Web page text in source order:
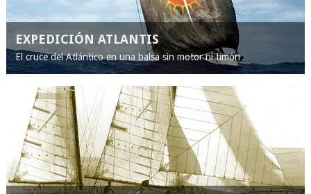
EXPEDICIÓN ATLANTIS
El cruce del Atlántico en una balsa sin motor ni timón